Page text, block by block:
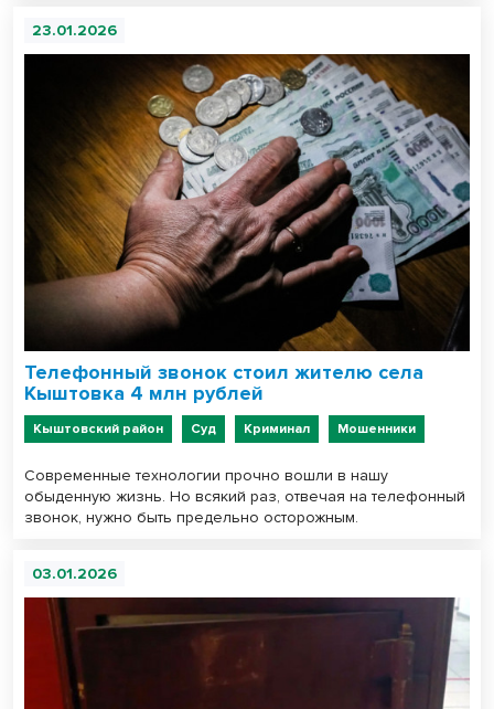
23.01.2026
Телефонный звонок стоил жителю села
Кыштовка 4 млн рублей
Кыштовский район Суд Криминал Мошенники
Современные технологии прочно вошли в нашу
обыденную жизнь. Но всякий раз, отвечая на телефонный
звонок, нужно быть предельно осторожным.
03.01.2026